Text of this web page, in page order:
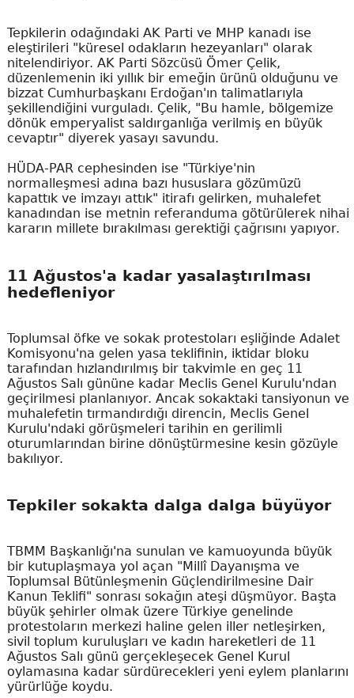
Tepkilerin odağındaki AK Parti ve MHP kanadı ise
eleştirileri "küresel odakların hezeyanları" olarak
nitelendiriyor. AK Parti Sözcüsü Ömer Çelik,
düzenlemenin iki yıllık bir emeğin ürünü olduğunu ve
bizzat Cumhurbaşkanı Erdoğan'ın talimatlarıyla
şekillendiğini vurguladı. Çelik, "Bu hamle, bölgemize
dönük emperyalist saldırganlığa verilmiş en büyük
cevaptır" diyerek yasayı savundu.
HÜDA-PAR cephesinden ise "Türkiye'nin
normalleşmesi adına bazı hususlara gözümüzü
kapattık ve imzayı attık" itirafı gelirken, muhalefet
kanadından ise metnin referanduma götürülerek nihai
kararın millete bırakılması gerektiği çağrısını yapıyor.
11 Ağustos'a kadar yasalaştırılması
hedefleniyor
Toplumsal öfke ve sokak protestoları eşliğinde Adalet
Komisyonu'na gelen yasa teklifinin, iktidar bloku
tarafından hızlandırılmış bir takvimle en geç 11
Ağustos Salı gününe kadar Meclis Genel Kurulu'ndan
geçirilmesi planlanıyor. Ancak sokaktaki tansiyonun ve
muhalefetin tırmandırdığı direncin, Meclis Genel
Kurulu'ndaki görüşmeleri tarihin en gerilimli
oturumlarından birine dönüştürmesine kesin gözüyle
bakılıyor.
Tepkiler sokakta dalga dalga büyüyor
TBMM Başkanlığı'na sunulan ve kamuoyunda büyük
bir kutuplaşmaya yol açan "Millî Dayanışma ve
Toplumsal Bütünleşmenin Güçlendirilmesine Dair
Kanun Teklifi" sonrası sokağın ateşi düşmüyor. Başta
büyük şehirler olmak üzere Türkiye genelinde
protestoların merkezi haline gelen iller netleşirken,
sivil toplum kuruluşları ve kadın hareketleri de 11
Ağustos Salı günü gerçekleşecek Genel Kurul
oylamasına kadar sürdürecekleri yeni eylem planlarını
yürürlüğe koydu.